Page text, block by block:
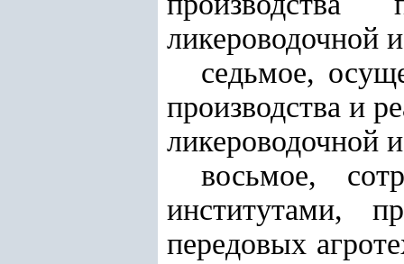
ликероводочной
седьмое,
производства и
ликероводочной
восьмое,
институтами,
передовых